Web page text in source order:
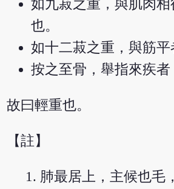
如九菽之重，與肌肉
也。
如十二菽之重，與筋平
按之至骨，舉指來疾者
故曰輕重也。
【註】
肺最居上，主候也毛